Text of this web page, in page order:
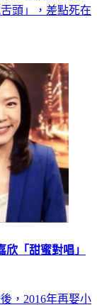
頭」，差點死在
「甜蜜對唱」
，2016年再娶小